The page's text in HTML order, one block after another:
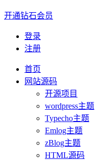
开通钻石会员
登录
注册
首页
网站源码
开源项目
wordpress主题
Typecho主题
Emlog主题
zBlog主题
HTML源码